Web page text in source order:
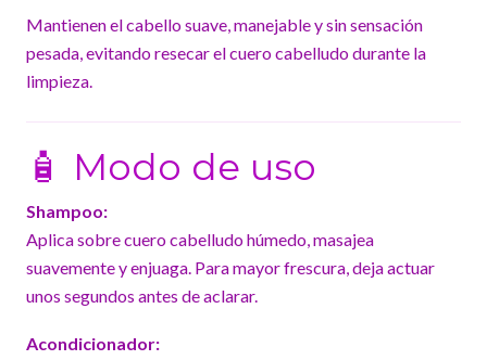
Mantienen el cabello suave, manejable y sin sensación
pesada, evitando resecar el cuero cabelludo durante la
limpieza.
🧴 Modo de uso
Shampoo:
Aplica sobre cuero cabelludo húmedo, masajea
suavemente y enjuaga. Para mayor frescura, deja actuar
unos segundos antes de aclarar.
Acondicionador: